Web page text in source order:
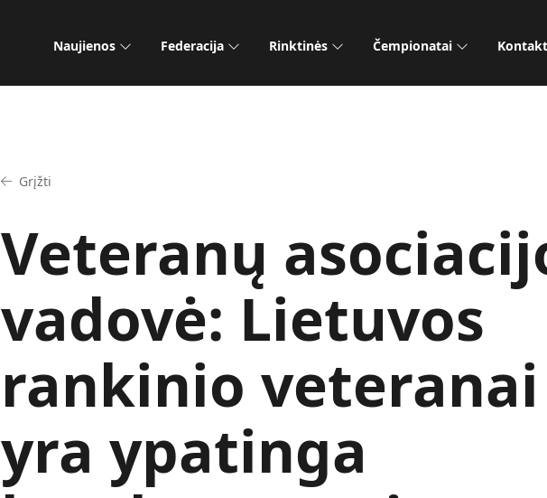
Naujienos Federacija Rinktinės Čempionatai
Grįžti
Veteranų
vadovė: Lietuvos
rankinio veteranai
yra ypatinga